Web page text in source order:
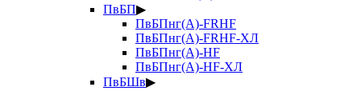
ПвБП▶
ПвБПнг(А)-FRHF
ПвБПнг(А)-FRHF-ХЛ
ПвБПнг(А)-HF
ПвБПнг(А)-HF-ХЛ
ПвБШв▶